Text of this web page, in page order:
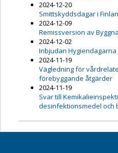
2024-12-20
Smittskyddsdagar i
2024-12-09
Remissversion av
2024-12-02
Inbjudan Hygiendagarna
2024-11-19
Vägledning för
förebyggande åtgärder
2024-11-19
Svar till
desinfektionsmedel och